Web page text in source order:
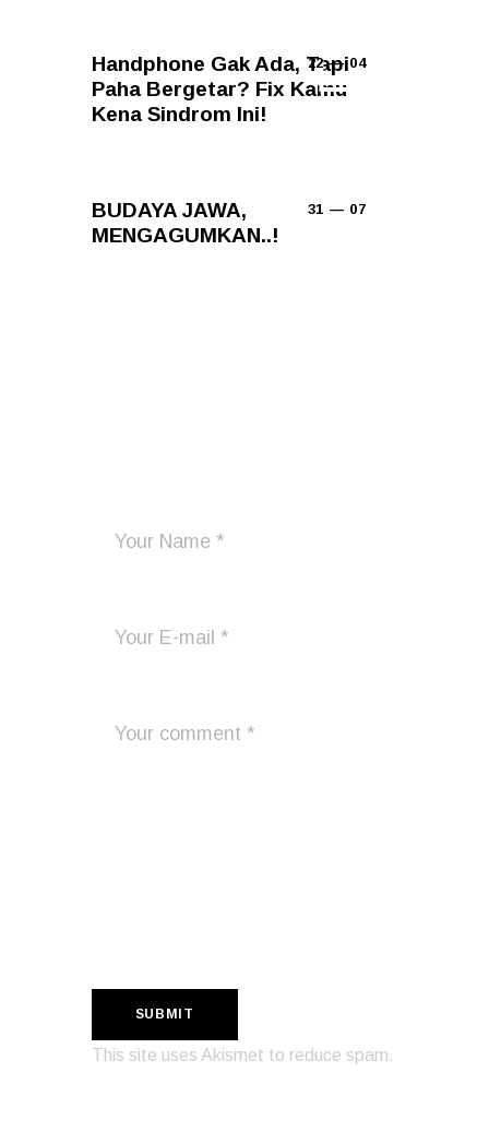
22 — 04
Handphone Gak Ada, Tapi
Paha Bergetar? Fix Kamu
Kena Sindrom Ini!
31 — 07
BUDAYA JAWA,
MENGAGUMKAN..!
This site uses Akismet to reduce spam.